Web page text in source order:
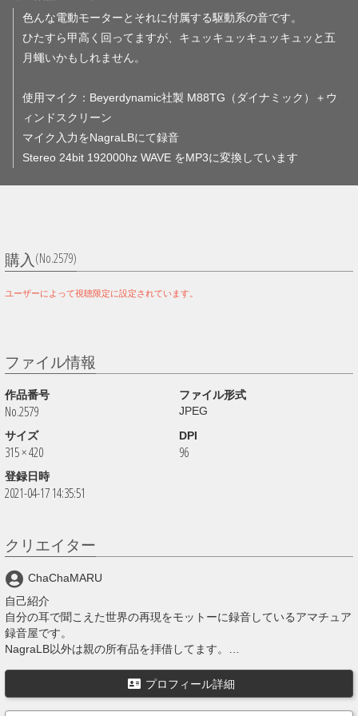
色んな電動モーターとそれに付属する駆動系の音です。
ひたすら甲高く回ってますが、キュッキュッキュッキュッと五
月蠅いかもしれません。
使用マイク：Beyerdynamic社製 M88TG（ダイナミック）＋ウ
ィンドスクリーン
マイク入力をNagraLBにて録音
Stereo 24bit 192000hz WAVE をMP3に変換しています
購入(No.2579)
ユーザーによって視聴限定に設定されています。
ファイル情報
作品番号
No.2579
ファイル形式
JPEG
サイズ
315 × 420
DPI
96
登録日時
2021-04-17 14:35:51
クリエイター
ChaChaMARU
自己紹介
自分の耳で聞こえた世界の再現をモットーに録音しているアマチュア
録音屋です。
NagraLB以外は親の所有品を拝借してます。
－）、Beyerdynamic社製 DT48（ヘッドホン）、ブーム(3m)、スタ
ンド(3m)、ウィンドスクリーン（鳥籠タイプ）等を使用してます。
殆どの投稿音源は Stereo 24bit 192000hz WAVE を Stereo 320kBit/s
プロフィール詳細